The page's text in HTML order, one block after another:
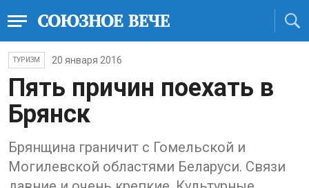
ТУРИЗМ 20 января 2016
Пять причин поехать в
Брянск
Брянщина граничит с Гомельской и
Могилевской областями Беларуси. Связи